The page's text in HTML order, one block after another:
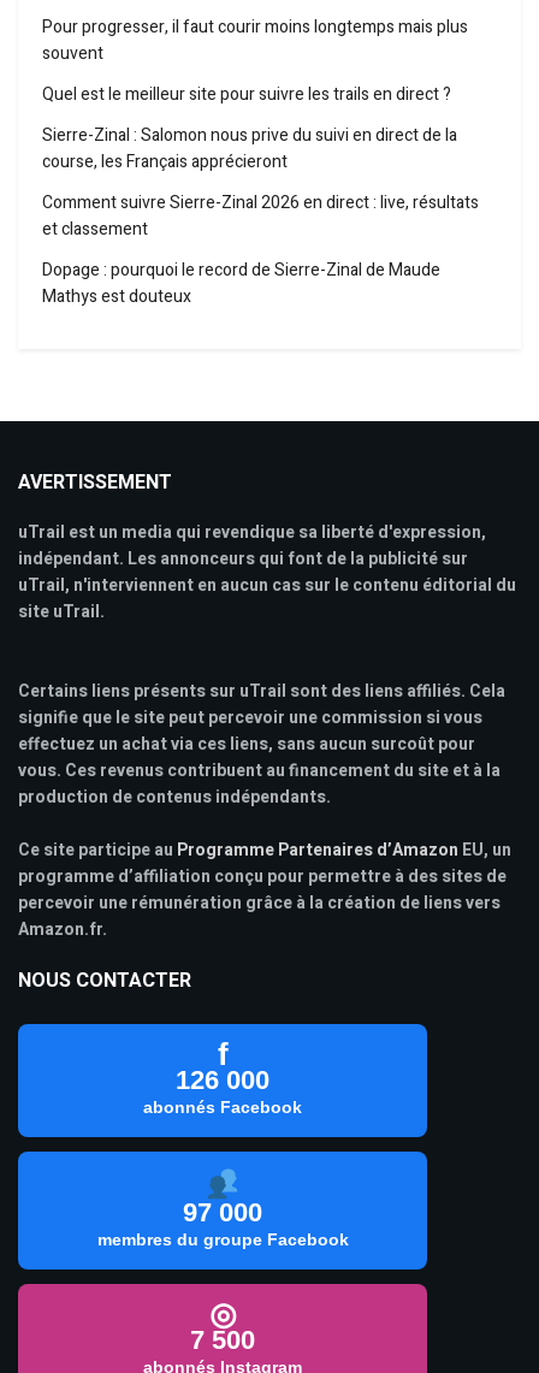
Pour progresser, il faut courir moins longtemps mais plus
souvent
Quel est le meilleur site pour suivre les trails en direct ?
Sierre-Zinal : Salomon nous prive du suivi en direct de la
course, les Français apprécieront
Comment suivre Sierre-Zinal 2026 en direct : live, résultats
et classement
Dopage : pourquoi le record de Sierre-Zinal de Maude
Mathys est douteux
AVERTISSEMENT
uTrail est un media qui revendique sa liberté d'expression,
indépendant. Les annonceurs qui font de la publicité sur
uTrail, n'interviennent en aucun cas sur le contenu éditorial du
site uTrail.
Certains liens présents sur uTrail sont des liens affiliés. Cela
signifie que le site peut percevoir une commission si vous
effectuez un achat via ces liens, sans aucun surcoût pour
vous. Ces revenus contribuent au financement du site et à la
production de contenus indépendants.
Ce site participe au Programme Partenaires d’Amazon EU, un
programme d’affiliation conçu pour permettre à des sites de
percevoir une rémunération grâce à la création de liens vers
Amazon.fr.
NOUS CONTACTER
f
126 000
abonnés Facebook
97 000
membres du groupe Facebook
◎
7 500
abonnés Instagram